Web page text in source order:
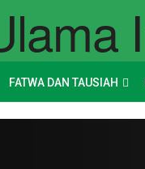
FATWA DAN TAUSIAH